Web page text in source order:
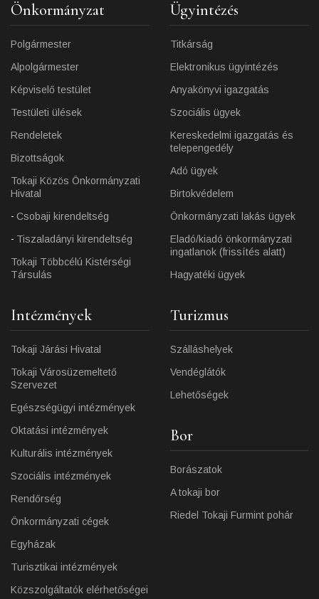
Önkormányzat
Polgármester
Alpolgármester
Képviselő testület
Testületi ülések
Rendeletek
Bizottságok
Tokaji Közös Önkormányzati
Hivatal
Csobaji kirendeltség
Tiszaladányi kirendeltség
Tokaji Többcélú Kistérségi
Társulás
Ügyintézés
Titkárság
Elektronikus ügyintézés
Anyakönyvi igazgatás
Szociális ügyek
Kereskedelmi igazgatás és
telepengedély
Adó ügyek
Birtokvédelem
Önkormányzati lakás ügyek
Eladó/kiadó önkormányzati
ingatlanok (frissítés alatt)
Hagyatéki ügyek
Intézmények
Tokaji Járási Hivatal
Tokaji Városüzemeltető
Szervezet
Egészségügyi intézmények
Oktatási intézmények
Kulturális intézmények
Szociális intézmények
Rendőrség
Önkormányzati cégek
Egyházak
Turisztikai intézmények
Közszolgáltatók elérhetőségei
Turizmus
Szálláshelyek
Vendéglátók
Lehetőségek
Bor
Borászatok
A tokaji bor
Riedel Tokaji Furmint pohár